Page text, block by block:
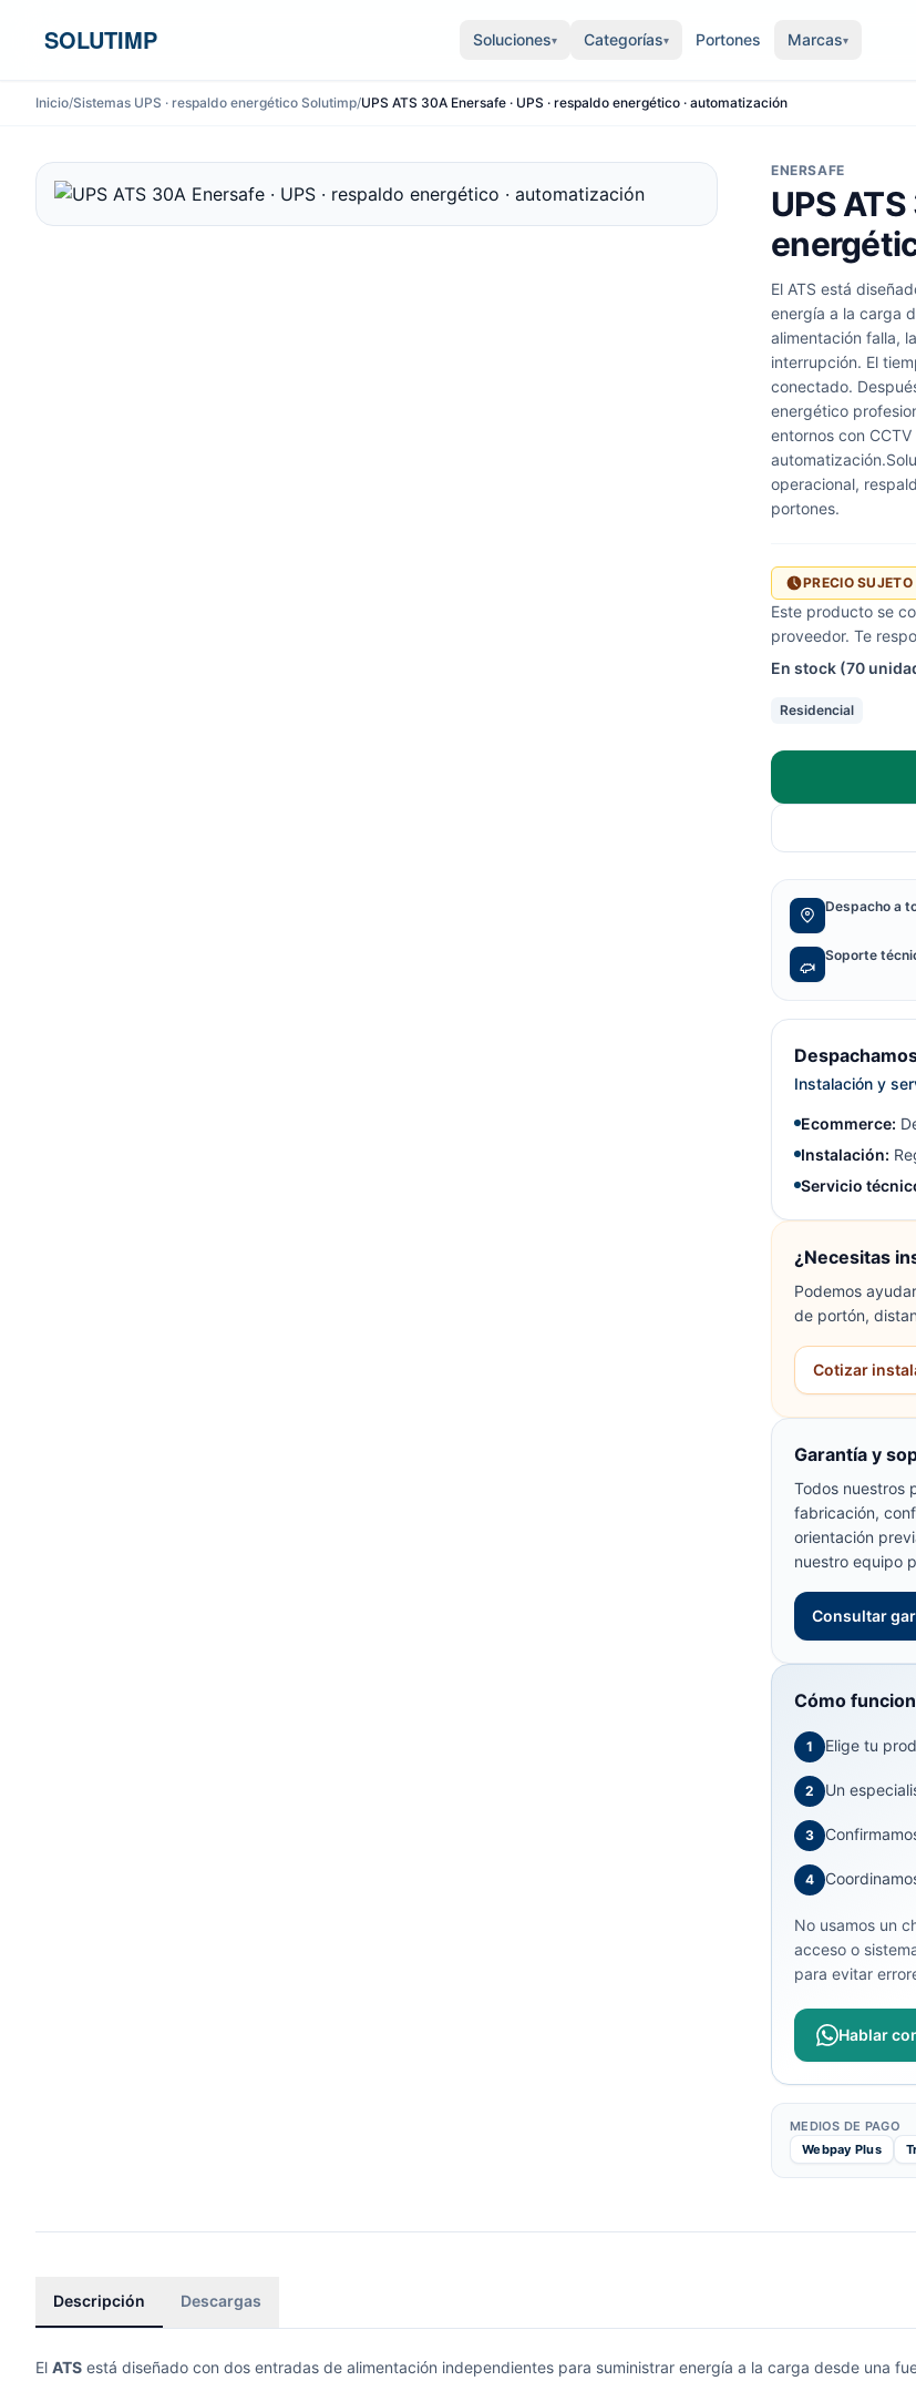
SOLUTIMP Soluciones▾ Categorías▾ Portones Marcas▾
Inicio/Sistemas UPS · respaldo energético Solutimp/UPS ATS 30A Enersafe · UPS · respaldo energético · automatización
ENERSAFE
UPS
El ATS está
energía a la carga
alimentación falla,
interrupción. El
conectado.
energético
entornos con
operacional,
portones.
PRECIO
Este producto se
proveedor. Te
En stock (70
Residencial
Despacho a
Soporte
Instalación y
Ecommerce:
Instalación:
Servicio
¿Necesitas
Podemos
de portón,
Cotizar
Garantía y
Todos nuestros
fabricación,
orientación
nuestro equipo
Consultar
Cómo
1 Elige tu
2 Un
3
4
No usamos un
acceso o
para evitar
Hablar
MEDIOS DE PAGO
Webpay Plus
Descripción Descargas
El ATS está diseñado con dos entradas de alimentación independientes para suministrar energía a la carga desde una